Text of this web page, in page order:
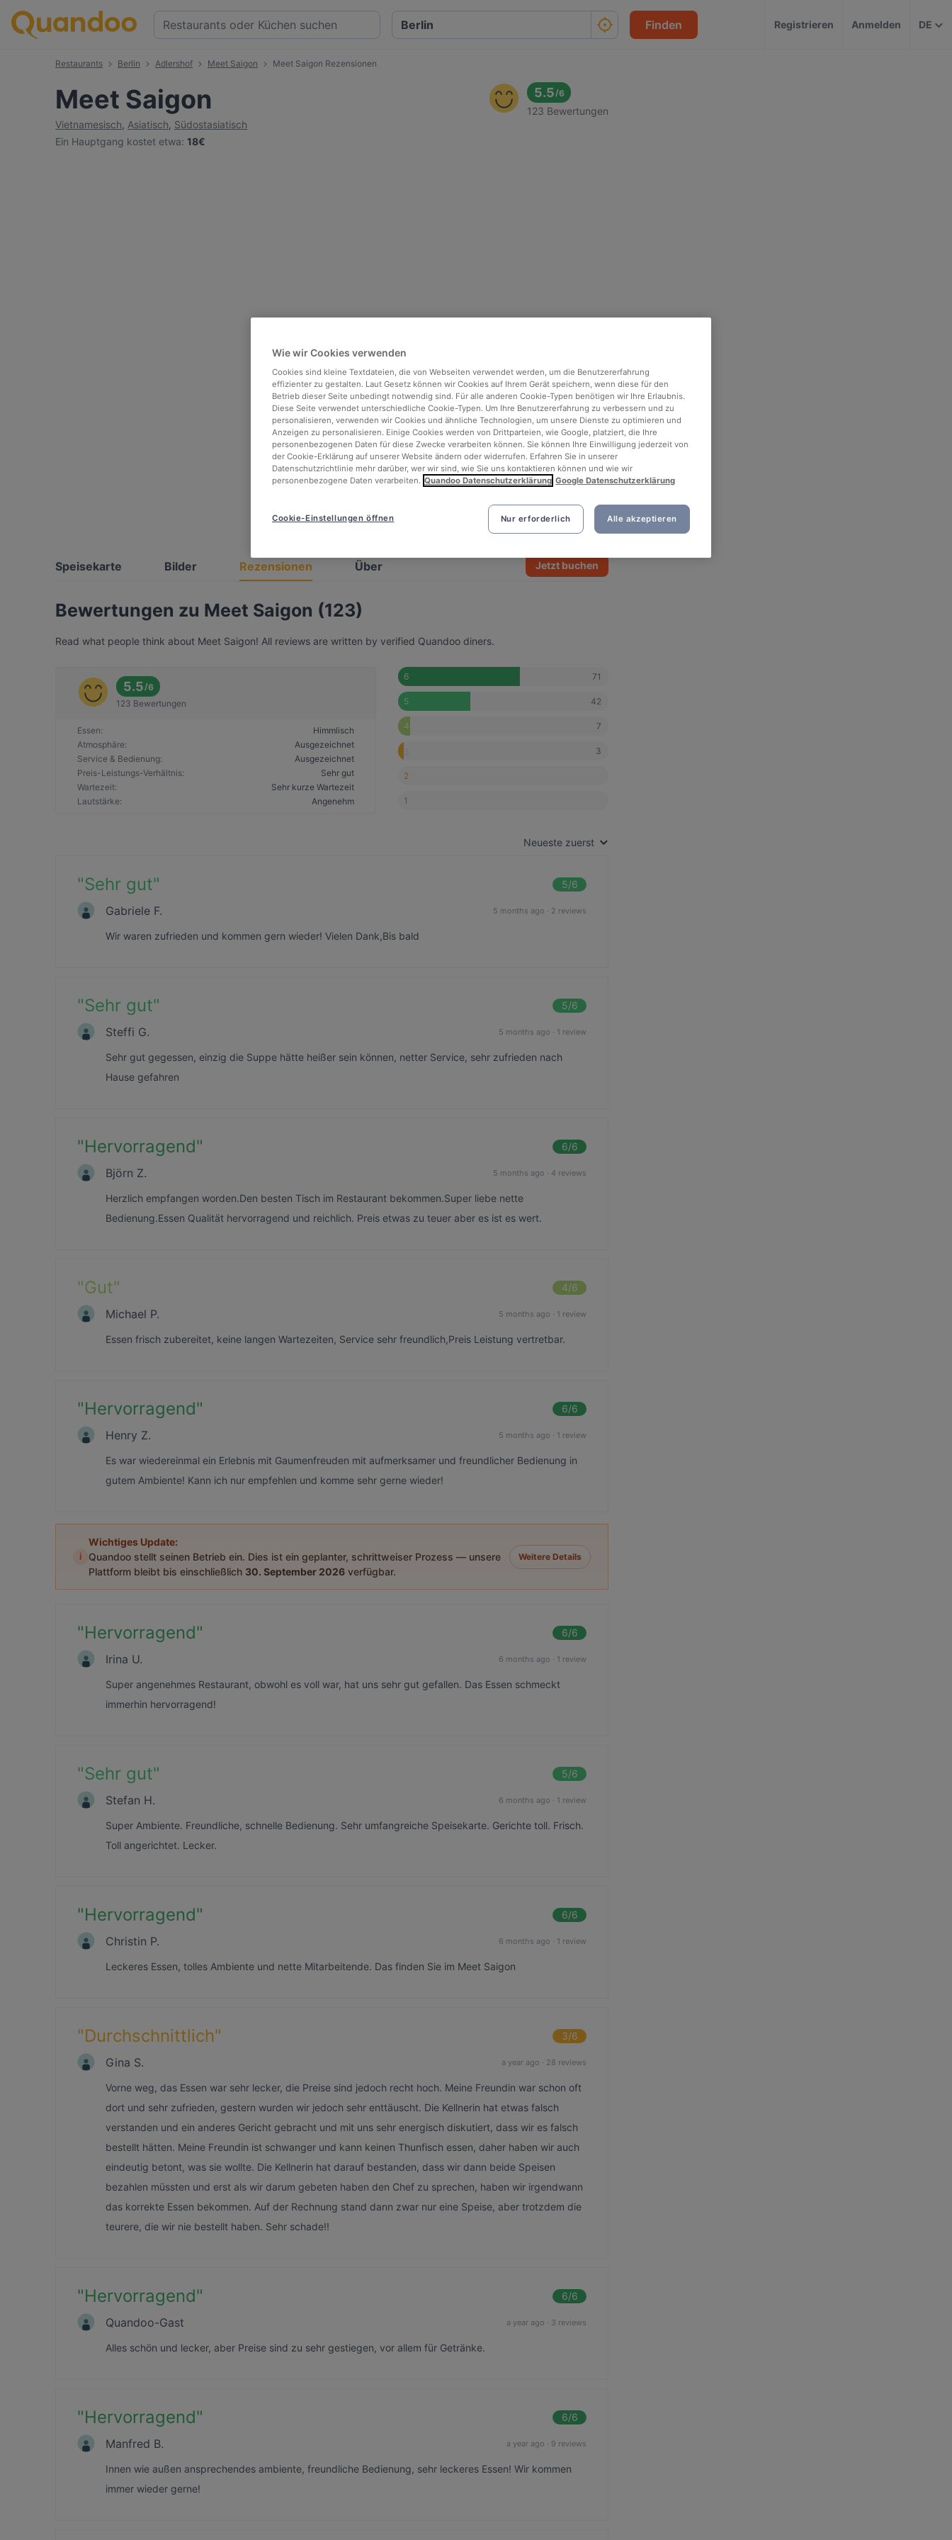
Finden Registrieren Anmelden DE
Restaurants Berlin Adlershof Meet Saigon Meet Saigon Rezensionen
Meet Saigon
Vietnamesisch, Asiatisch, Südostasiatisch
Ein Hauptgang kostet etwa: 18€
5.5/6
123 Bewertungen
See all 3 photos
Speisekarte Bilder Rezensionen Über Jetzt buchen
Bewertungen zu Meet Saigon (123)
Read what people think about Meet Saigon! All reviews are written by verified Quandoo diners.
5.5/6
123 Bewertungen
Essen:
Himmlisch
Atmosphäre:
Ausgezeichnet
Service & Bedienung:
Ausgezeichnet
Preis-Leistungs-Verhältnis:
Sehr gut
Wartezeit:
Sehr kurze Wartezeit
Lautstärke: Angenehm
6 71
5 42
4 7
3 3
2
1
Neueste zuerst
"Sehr gut" 5/6
Gabriele F. 5 months ago · 2 reviews
Wir waren zufrieden und kommen gern wieder! Vielen Dank,Bis bald
"Sehr gut" 5/6
Steffi G. 5 months ago · 1 review
Sehr gut gegessen, einzig die Suppe hätte heißer sein können, netter Service, sehr zufrieden nach
Hause gefahren
"Hervorragend" 6/6
Björn Z. 5 months ago · 4 reviews
Herzlich empfangen worden.Den besten Tisch im Restaurant bekommen.Super liebe nette
Bedienung.Essen Qualität hervorragend und reichlich. Preis etwas zu teuer aber es ist es wert.
"Gut" 4/6
Michael P. 5 months ago · 1 review
Essen frisch zubereitet, keine langen Wartezeiten, Service sehr freundlich,Preis Leistung vertretbar.
"Hervorragend" 6/6
Henry Z. 5 months ago · 1 review
Es war wiedereinmal ein Erlebnis mit Gaumenfreuden mit aufmerksamer und freundlicher Bedienung in
gutem Ambiente! Kann ich nur empfehlen und komme sehr gerne wieder!
i
Wichtiges Update:
Quandoo stellt seinen Betrieb ein. Dies ist ein geplanter, schrittweiser Prozess — unsere
Plattform bleibt bis einschließlich 30. September 2026 verfügbar.
Weitere Details
"Hervorragend" 6/6
Irina U. 6 months ago · 1 review
Super angenehmes Restaurant, obwohl es voll war, hat uns sehr gut gefallen. Das Essen schmeckt
immerhin hervorragend!
"Sehr gut" 5/6
Stefan H. 6 months ago · 1 review
Super Ambiente. Freundliche, schnelle Bedienung. Sehr umfangreiche Speisekarte. Gerichte toll. Frisch.
Toll angerichtet. Lecker.
"Hervorragend" 6/6
Christin P. 6 months ago · 1 review
Leckeres Essen, tolles Ambiente und nette Mitarbeitende. Das finden Sie im Meet Saigon
"Durchschnittlich" 3/6
Gina S. a year ago · 28 reviews
Vorne weg, das Essen war sehr lecker, die Preise sind jedoch recht hoch. Meine Freundin war schon oft
dort und sehr zufrieden, gestern wurden wir jedoch sehr enttäuscht. Die Kellnerin hat etwas falsch
verstanden und ein anderes Gericht gebracht und mit uns sehr energisch diskutiert, dass wir es falsch
bestellt hätten. Meine Freundin ist schwanger und kann keinen Thunfisch essen, daher haben wir auch
eindeutig betont, was sie wollte. Die Kellnerin hat darauf bestanden, dass wir dann beide Speisen
bezahlen müssten und erst als wir darum gebeten haben den Chef zu sprechen, haben wir irgendwann
das korrekte Essen bekommen. Auf der Rechnung stand dann zwar nur eine Speise, aber trotzdem die
teurere, die wir nie bestellt haben. Sehr schade!!
"Hervorragend" 6/6
Quandoo-Gast a year ago · 3 reviews
Alles schön und lecker, aber Preise sind zu sehr gestiegen, vor allem für Getränke.
"Hervorragend" 6/6
Manfred B. a year ago · 9 reviews
Innen wie außen ansprechendes ambiente, freundliche Bedienung, sehr leckeres Essen! Wir kommen
immer wieder gerne!
Wie wir Cookies verwenden
Cookies sind kleine Textdateien, die von Webseiten verwendet werden, um die Benutzererfahrung
effizienter zu gestalten. Laut Gesetz können wir Cookies auf Ihrem Gerät speichern, wenn diese für den
Betrieb dieser Seite unbedingt notwendig sind. Für alle anderen Cookie-Typen benötigen wir Ihre Erlaubnis.
Diese Seite verwendet unterschiedliche Cookie-Typen. Um Ihre Benutzererfahrung zu verbessern und zu
personalisieren, verwenden wir Cookies und ähnliche Technologien, um unsere Dienste zu optimieren und
Anzeigen zu personalisieren. Einige Cookies werden von Drittparteien, wie Google, platziert, die Ihre
personenbezogenen Daten für diese Zwecke verarbeiten können. Sie können Ihre Einwilligung jederzeit von
der Cookie-Erklärung auf unserer Website ändern oder widerrufen. Erfahren Sie in unserer
Datenschutzrichtlinie mehr darüber, wer wir sind, wie Sie uns kontaktieren können und wie wir
personenbezogene Daten verarbeiten. Quandoo Datenschutzerklärung Google Datenschutzerklärung
Nur erforderlich Alle akzeptieren
Cookie-Einstellungen öffnen